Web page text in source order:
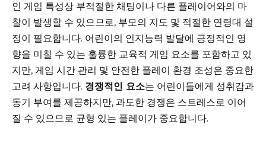
인 게임 특성상 부적절한 채팅이나 다른 플레이어와의 마
찰이 발생할 수 있으므로, 부모의 지도 및 적절한 연령대 설
정이 필요합니다. 어린이의 인지능력 발달에 긍정적인 영
향을 미칠 수 있는 훌륭한 교육적 게임 요소를 포함하고 있
지만, 게임 시간 관리 및 안전한 플레이 환경 조성은 중요한
고려 사항입니다. 경쟁적인 요소는 어린이들에게 성취감과
동기 부여를 제공하지만, 과도한 경쟁은 스트레스로 이어
질 수 있으므로 균형 있는 플레이가 중요합니다.